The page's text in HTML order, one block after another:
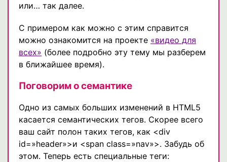
или… так далее.
С примером как можно с этим справится
можно ознакомится на проекте «видео для
всех» (более подробно эту тему мы разберем
в ближайшее время).
Поговорим о семантике
Одно из самых больших изменений в HTML5
касается семантических тегов. Скорее всего
ваш сайт полон таких тегов, как <div
id=»header»>и <span class=»nav»>. Забудь об
этом. Теперь есть специальные теги: